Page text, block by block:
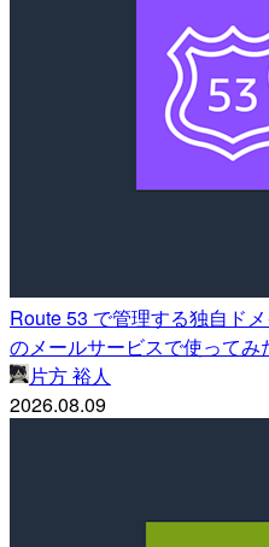
Route 53 で管理する独自ド
のメールサービスで使ってみ
片方 裕人
2026.08.09